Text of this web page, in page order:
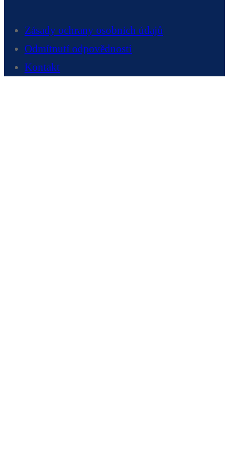
Zásady ochrany osobních údajů
Odmítnutí odpovědnosti
Kontakt